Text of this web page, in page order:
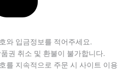
와 입금정보를 적어주세요.
권 취소 및 환불이 불가합니다.
를 지속적으로 주문 시 사이트 이용